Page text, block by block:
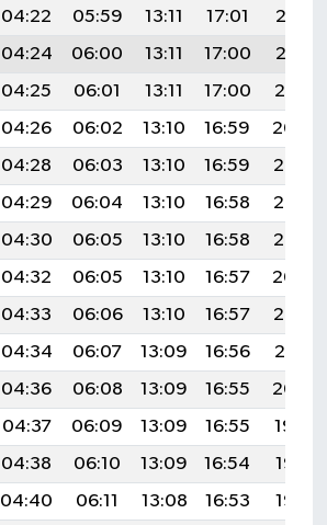
04:22 05:59 13:11 17:01
20:13
04:24 06:00 13:11 17:00
20:12
04:25 06:01 13:11 17:00
20:10
04:26 06:02 13:10 16:59
20:09
04:28 06:03 13:10 16:59
20:08
04:29 06:04 13:10 16:58
20:07
04:30 06:05 13:10 16:58
20:05
04:32 06:05 13:10 16:57
20:04
04:33 06:06 13:10 16:57
20:03
04:34 06:07 13:09 16:56
20:01
04:36 06:08 13:09 16:55
20:00
04:37 06:09 13:09 16:55
19:59
04:38 06:10 13:09 16:54
19:57
04:40 06:11 13:08 16:53
19:56